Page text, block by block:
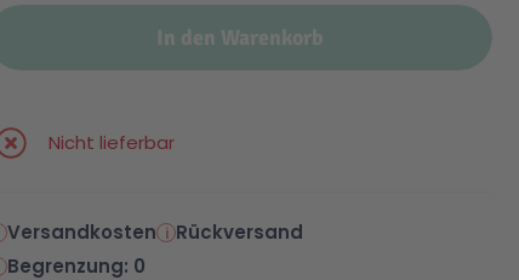
In den Warenkorb
Nicht lieferbar
Versandkosten
Rückversand
Begrenzung: 0